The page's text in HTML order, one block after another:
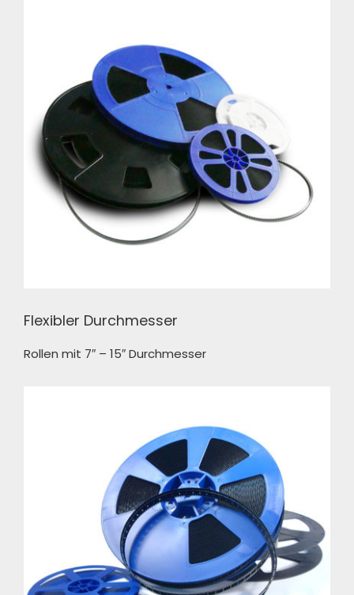
Flexibler Durchmesser
Rollen mit 7″ – 15″ Durchmesser